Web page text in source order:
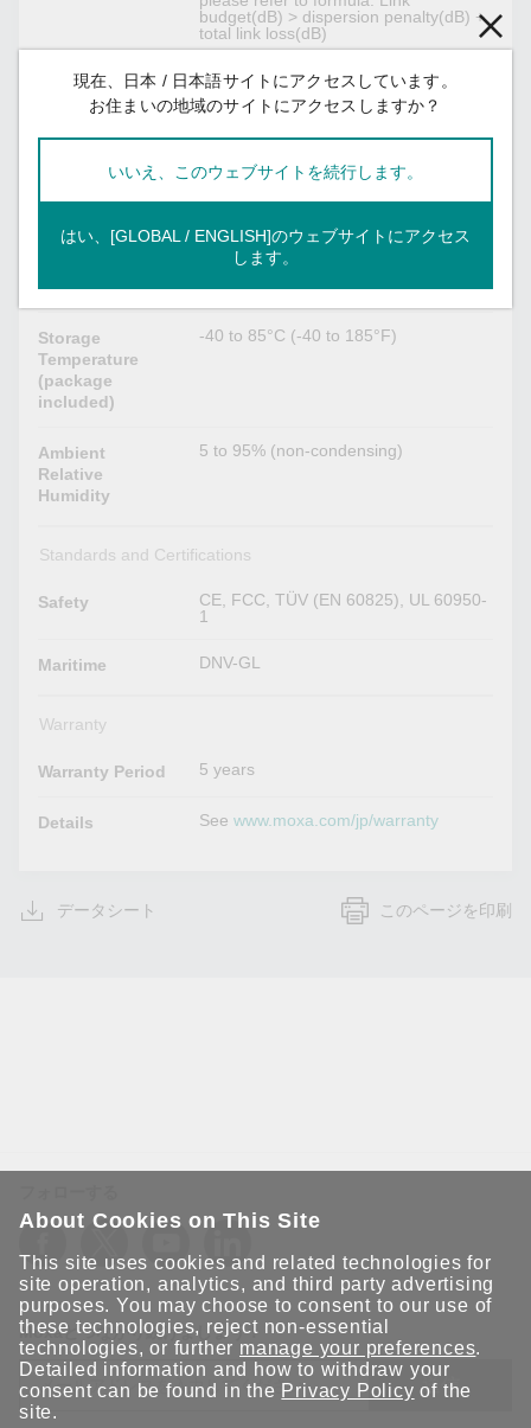
budget(dB) > dispersion penalty(dB) +
total link loss(dB)
Power Parameters
Power
Max. 1 W
Temperature
0 to 60°C (32 to 176°F)
Storage
Temperature
(package
included)
-40 to 85°C (-40 to 185°F)
Ambient
Relative
Humidity
5 to 95% (non-condensing)
Standards and Certifications
Safety
CE, FCC, TÜV (EN 60825), UL 60950-
1
Maritime DNV-GL
Warranty
Warranty Period 5 years
Details Seewww.moxa.com/jp/warranty
データシート このページを印刷
Moxaとつながり続けましょう！
送信
現在、日本 / 日本語サイトにアクセスしています。
お住まいの地域のサイトにアクセスしますか？
いいえ、このウェブサイトを続行します。
はい、[GLOBAL / ENGLISH]のウェブサイトにアクセス
します。
About Cookies on This Site
This site uses cookies and related technologies for
site operation, analytics, and third party advertising
purposes. You may choose to consent to our use of
these technologies, reject non-essential
technologies, or further manage your preferences.
Detailed information and how to withdraw your
consent can be found in the Privacy Policy of the
site.